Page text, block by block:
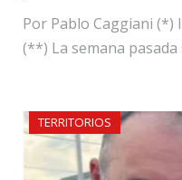
Por Pablo Caggiani (*)
(**) La semana
TERRITORIOS